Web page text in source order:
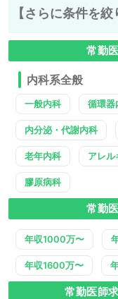
【さらに条件を絞
常勤
内科系全般
一般内科 循環器
内分泌・代謝内科
老年内科 アレル
膠原病科
常勤
年収1000万〜
年収1600万〜
常勤医師